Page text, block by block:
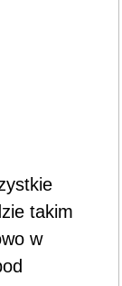
takim
w